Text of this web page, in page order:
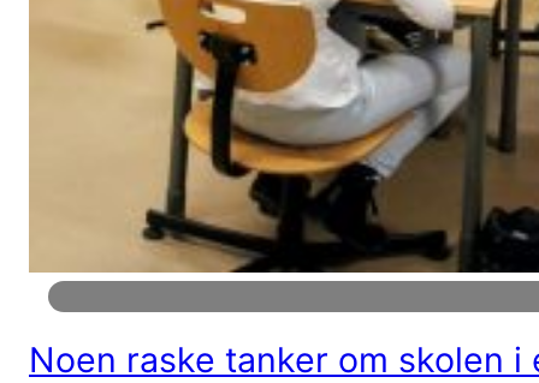
Noen raske tanker om skolen